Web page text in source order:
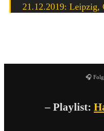
21.12.2019: Leipzig,
🎧
– Playlist: